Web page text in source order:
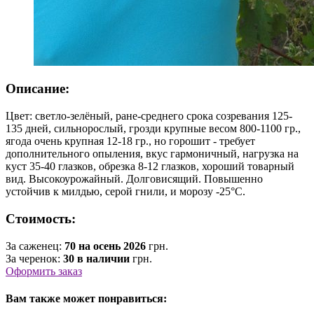
Описание:
Цвет: светло-зелёный, ране-среднего срока созревания 125-
135 дней, сильнорослый, грозди крупные весом 800-1100 гр.,
ягода очень крупная 12-18 гр., но горошит - требует
дополнительного опыления, вкус гармоничный, нагрузка на
куст 35-40 глазков, обрезка 8-12 глазков, хороший товарный
вид. Высокоурожайный. Долговисящий. Повышенно
устойчив к милдью, серой гнили, и морозу -25°С.
Стоимость:
За саженец: 70 на осень 2026 грн.
За черенок: 30 в наличии грн.
Оформить заказ
Вам также может понравиться: